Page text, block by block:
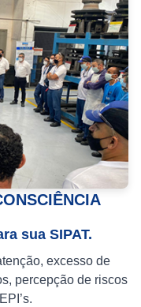
sua SIPAT.
excesso de
percepção de riscos